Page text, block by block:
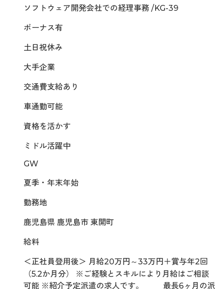
ソフトウェア開発会社での経理事務 /KG-39
ボーナス有
土日祝休み
大手企業
交通費支給あり
車通勤可能
資格を活かす
ミドル活躍中
GW
夏季・年末年始
勤務地
鹿児島県 鹿児島市 東開町
給料
＜正社員登用後＞ 月給20万円～33万円＋賞与年2回
（5.2か月分） ※ご経験とスキルにより月給はご相談
可能 ※紹介予定派遣の求人です。 最長6ヶ月の派